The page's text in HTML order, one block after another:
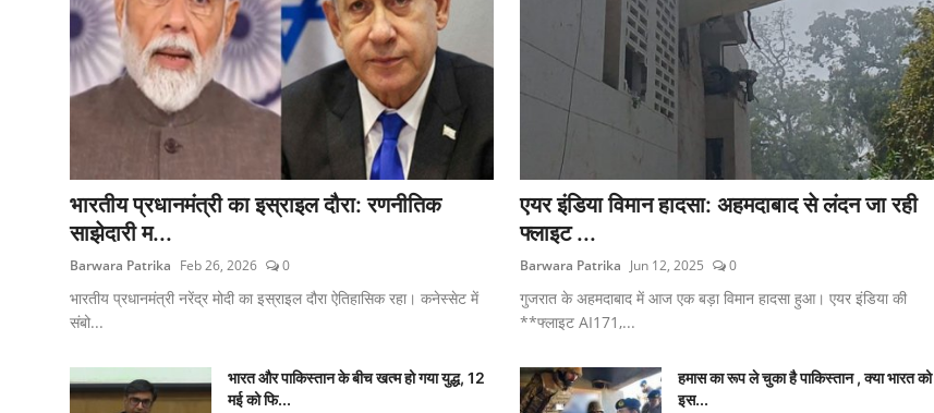
भारतीय प्रधानमंत्री का इस्राइल दौरा: रणनीतिक
साझेदारी म...
Barwara Patrika Feb 26, 2026 0
भारतीय प्रधानमंत्री नरेंद्र मोदी का इस्राइल दौरा ऐतिहासिक रहा। कनेस्सेट में
संबो...
एयर इंडिया विमान हादसा: अहमदाबाद से लंदन जा रही
फ्लाइट ...
Barwara Patrika Jun 12, 2025 0
गुजरात के अहमदाबाद में आज एक बड़ा विमान हादसा हुआ। एयर इंडिया की
**फ्लाइट AI171,...
भारत और पाकिस्तान के बीच खत्म हो गया युद्ध, 12
मई को फि...
हमास का रूप ले चुका है पाकिस्तान , क्या भारत को
इस...